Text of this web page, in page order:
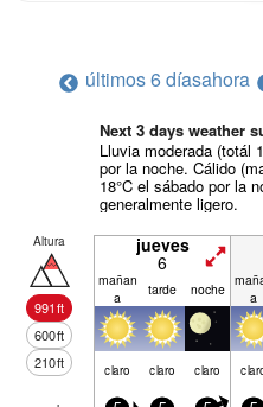
últimos 6 díasahora
Next 3 days weather
Lluvia moderada (totál
por la noche. Cálido
18°C el sábado por la
generalmente ligero.
Altura
991ft
600ft
210ft
jueves
6
mañan
a
tarde noche
a
claro claro claro